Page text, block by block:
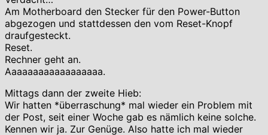
Am Motherboard den Stecker für den Power-Button
abgezogen und stattdessen den vom Reset-Knopf
draufgesteckt.
Reset.
Rechner geht an.
Aaaaaaaaaaaaaaaaaa.
Mittags dann der zweite Hieb:
Wir hatten *überraschung* mal wieder ein Problem mit
der Post, seit einer Woche gab es nämlich keine solche.
Kennen wir ja. Zur Genüge. Also hatte ich mal wieder